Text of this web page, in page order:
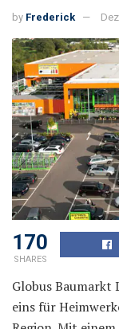
by Frederick
170
SHARES
Globus Baumarkt
eins für